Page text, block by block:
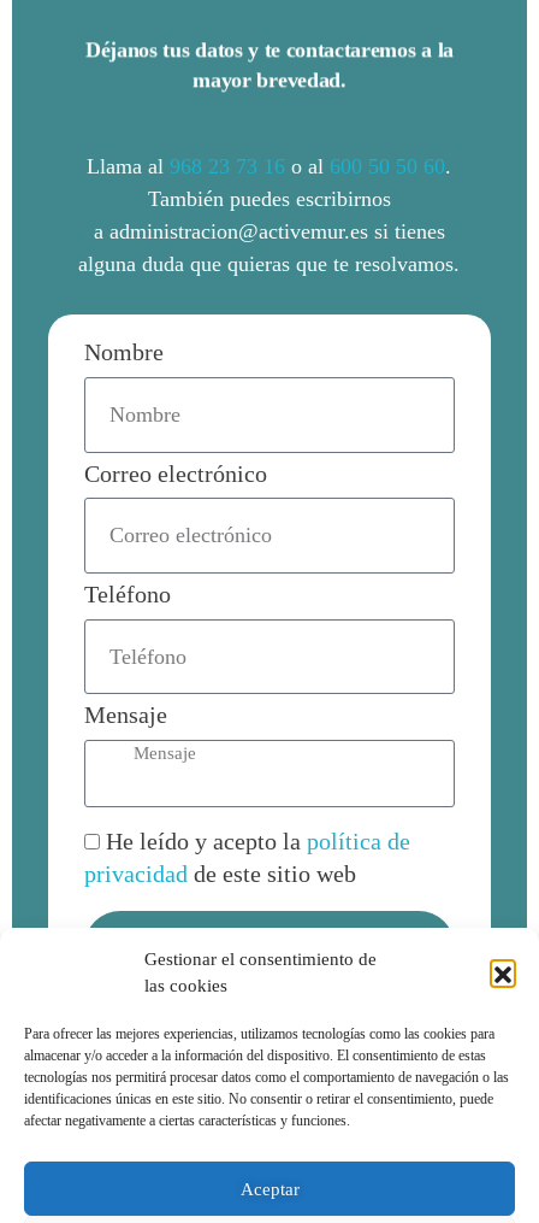
Gestionar el consentimiento de
las cookies
Para ofrecer las mejores experiencias, utilizamos tecnologías como las cookies para
almacenar y/o acceder a la información del dispositivo. El consentimiento de estas
tecnologías nos permitirá procesar datos como el comportamiento de navegación o las
identificaciones únicas en este sitio. No consentir o retirar el consentimiento, puede
afectar negativamente a ciertas características y funciones.
Aceptar
Déjanos tus datos y te contactaremos a la
mayor brevedad.
Llama al968 23 73 16 o al 600 50 50 60.
También puedes escribirnos
a administracion@activemur.es si tienes
alguna duda que quieras que te resolvamos.
Nombre
Correo electrónico
Teléfono
Mensaje
He leído y acepto la política de
privacidad de este sitio web
Enviar
© 2026 Activemur. Todos los derechos reservados